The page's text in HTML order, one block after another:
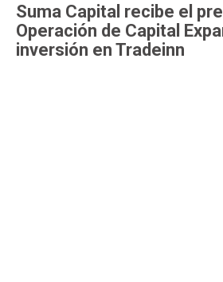
Suma Capital recibe el
Operación de Capital
inversión en Tradeinn